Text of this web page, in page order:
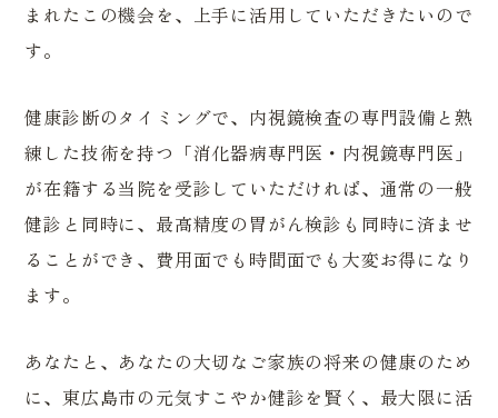
まれたこの機会を、上手に活用していただきたいので
す。
健康診断のタイミングで、内視鏡検査の専門設備と熟
練した技術を持つ「消化器病専門医・内視鏡専門医」
が在籍する当院を受診していただければ、通常の一般
健診と同時に、最高精度の胃がん検診も同時に済ませ
ることができ、費用面でも時間面でも大変お得になり
ます。
あなたと、あなたの大切なご家族の将来の健康のため
に、東広島市の元気すこやか健診を賢く、最大限に活